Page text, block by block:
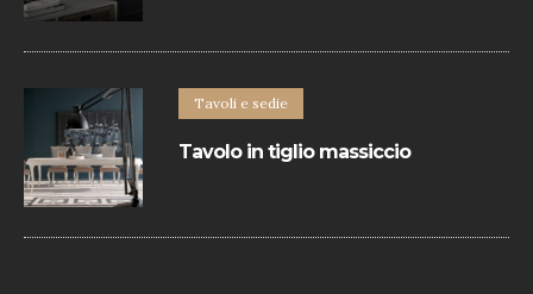
di elegante arredo, integrandosi in ogni
Tavoli e sedie
Tavolo in tiglio massiccio
diversi colori e finiture del legno